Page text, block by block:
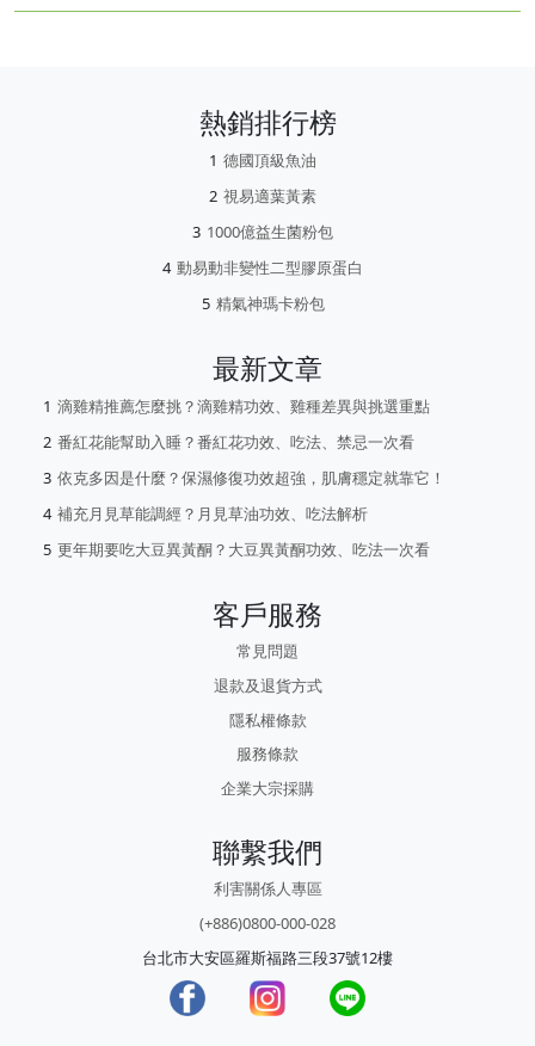
熱銷排行榜
德國頂級魚油
視易適葉黃素
1000億益生菌粉包
動易動非變性二型膠原蛋白
精氣神瑪卡粉包
最新文章
滴雞精推薦怎麼挑？滴雞精功效、雞種差異與挑選重點
番紅花能幫助入睡？番紅花功效、吃法、禁忌一次看
依克多因是什麼？保濕修復功效超強，肌膚穩定就靠它！
補充月見草能調經？月見草油功效、吃法解析
更年期要吃大豆異黃酮？大豆異黃酮功效、吃法一次看
客戶服務
常見問題
退款及退貨方式
隱私權條款
服務條款
企業大宗採購
聯繫我們
利害關係人專區
(+886)0800-000-028
台北市大安區羅斯福路三段37號12樓